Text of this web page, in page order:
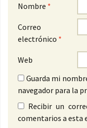
Nombre *
Correo
electrónico *
Web
Guarda mi
navegador para la
Recibir un
comentarios a esta